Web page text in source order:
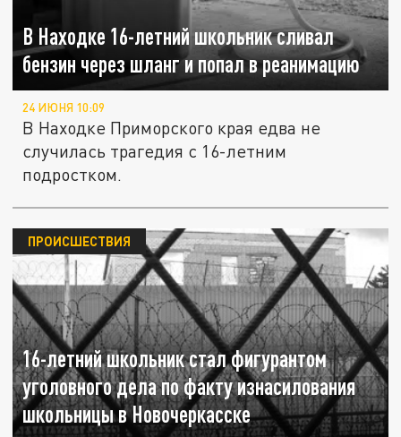
В Находке 16-летний школьник сливал
бензин через шланг и попал в реанимацию
24 ИЮНЯ 10:09
В Находке Приморского края едва не
случилась трагедия с 16-летним
подростком.
16-летний школьник стал фигурантом
уголовного дела по факту изнасилования
школьницы в Новочеркасске
ПРОИСШЕСТВИЯ